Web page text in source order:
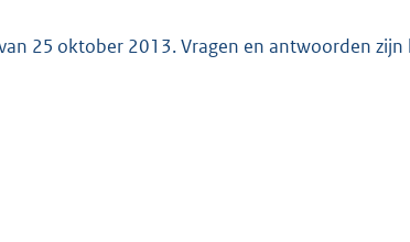
25 oktober 2013. Vragen en antwoorden